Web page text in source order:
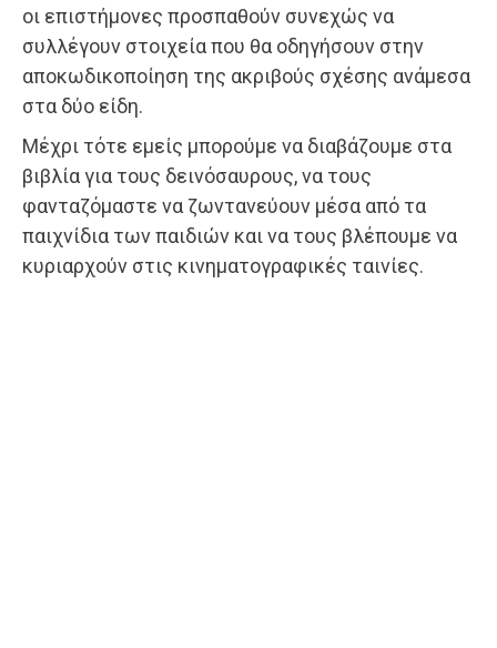
οι επιστήμονες προσπαθούν συνεχώς να
συλλέγουν στοιχεία που θα οδηγήσουν στην
αποκωδικοποίηση της ακριβούς σχέσης ανάμεσα
στα δύο είδη.
Μέχρι τότε εμείς μπορούμε να διαβάζουμε στα
βιβλία για τους δεινόσαυρους, να τους
φανταζόμαστε να ζωντανεύουν μέσα από τα
παιχνίδια των παιδιών και να τους βλέπουμε να
κυριαρχούν στις κινηματογραφικές ταινίες.